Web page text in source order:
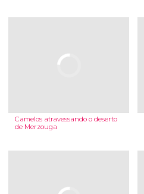
Camelos atravessando o deserto
de Merzouga